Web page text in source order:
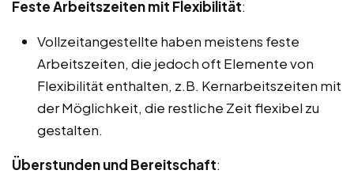
Feste Arbeitszeiten mit Flexibilität:
Vollzeitangestellte haben meistens feste
Arbeitszeiten, die jedoch oft Elemente von
Flexibilität enthalten, z.B. Kernarbeitszeiten mit
der Möglichkeit, die restliche Zeit flexibel zu
gestalten.
Überstunden und Bereitschaft: